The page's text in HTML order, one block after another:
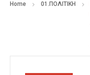
Home 01.ΠΟΛΙΤΙΚΗ